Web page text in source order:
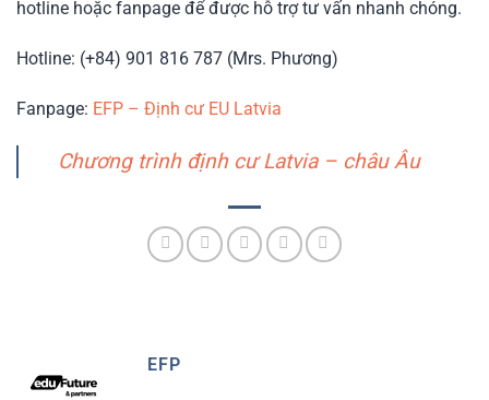
hotline hoặc fanpage để được hỗ trợ tư vấn nhanh chóng.
Hotline: (+84) 901 816 787 (Mrs. Phương)
Fanpage: EFP – Định cư EU Latvia
Chương trình định cư Latvia – châu Âu
EFP